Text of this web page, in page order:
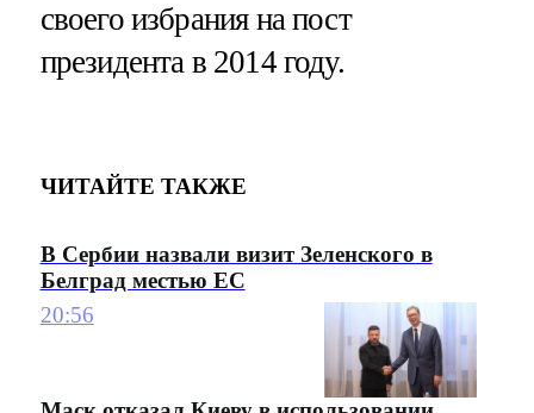
своего избрания на пост
президента в 2014 году.
ЧИТАЙТЕ ТАКЖЕ
В Сербии назвали визит Зеленского в
Белград местью ЕС
20:56